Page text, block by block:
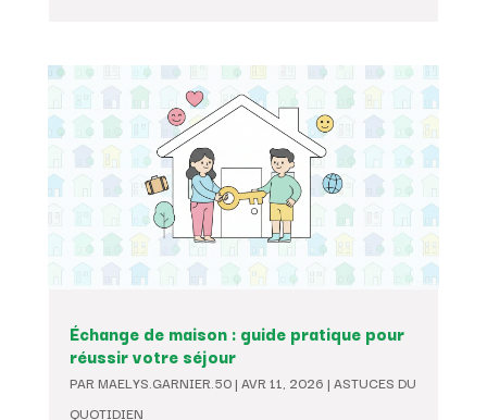
Échange de maison : guide pratique pour
réussir votre séjour
PAR MAELYS.GARNIER.50| AVR 11, 2026 | ASTUCES DU
QUOTIDIEN